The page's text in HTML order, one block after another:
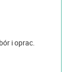
i oprac.